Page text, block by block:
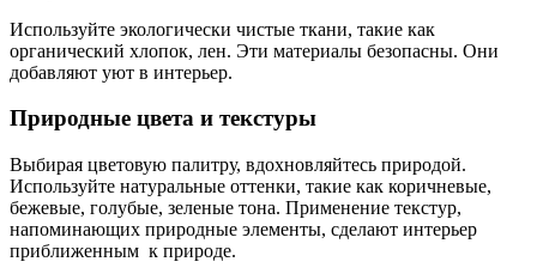
Используйте экологически чистые ткани, такие как
органический хлопок, лен. Эти материалы безопасны. Они
добавляют уют в интерьер.
Природные цвета и текстуры
Выбирая цветовую палитру, вдохновляйтесь природой.
Используйте натуральные оттенки, такие как коричневые,
бежевые, голубые, зеленые тона. Применение текстур,
напоминающих природные элементы, сделают интерьер
приближенным к природе.